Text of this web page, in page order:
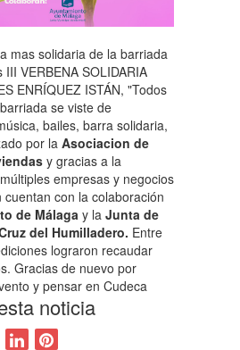
mas solidaria de la barriada
VERBENA SOLIDARIA
ENRÍQUEZ ISTÁN, "Todos
se viste de
bailes, barra solidaria,
por la Asociacion de
y gracias a la
empresas y negocios
cuentan con la colaboración
de Málagay la Junta de
del Humilladero. Entre
lograron recaudar
Gracias de nuevo por
y pensar en Cudeca
noticia